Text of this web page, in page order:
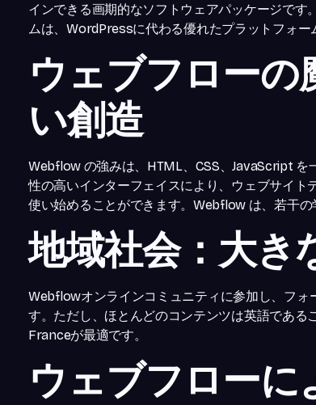
インできる画期的なソフトウェアパッケージで
ムは、WordPressに代わる優れたプラットフォー
ウェブフローの
い創造
Webflow の強みは、HTML、CSS、JavaScript を
性の高いインターフェイスにより、ウェブサイ
使い始めることができます。Webflow は、若干
地域社会：大き
Webflowオンラインコミュニティに参加し、フォ
す。ただし、ほとんどのコンテンツは英語であ
Franceが最適です。
ウェブフロー